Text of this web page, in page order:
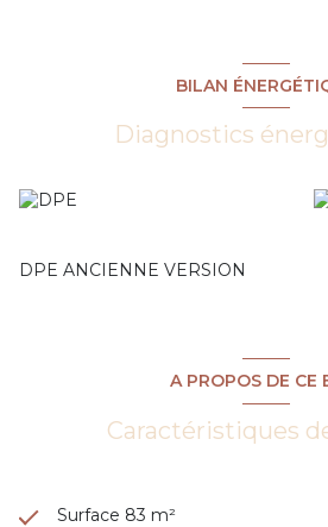
Atout majeur : La maison est
dispose d'une terrasse ainsi qu'un
pleinement du calme environnant.
BILAN
Diagnostics
DPE ANCIENNE VERSION
A PROPOS DE CE
Caractéristiques
Surface 83 m²